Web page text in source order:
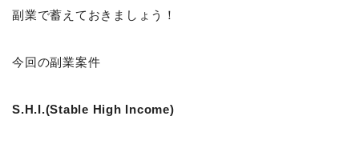
副業で蓄えておきましょう！
今回の副業案件
S.H.I.(Stable High Income)